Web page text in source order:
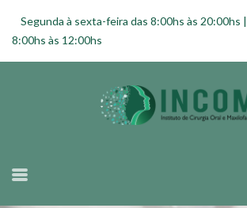
Segunda à sexta-feira das 8:00hs às 20:00hs
8:00hs às 12:00hs